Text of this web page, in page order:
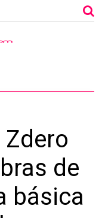
Zdero
de
básica